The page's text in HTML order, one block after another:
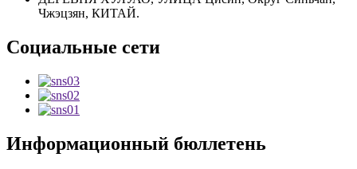
Чжэцзян, КИТАЙ.
Социальные сети
Информационный бюллетень